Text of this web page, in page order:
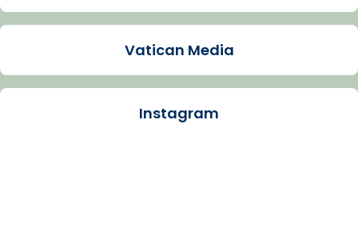
Mons. Sergi Gordo, bisbe de Tortosa, ha
Santes de Mataró.
🔗tinyurl.com/cvu5jmbk
Vatican Media
Instagram